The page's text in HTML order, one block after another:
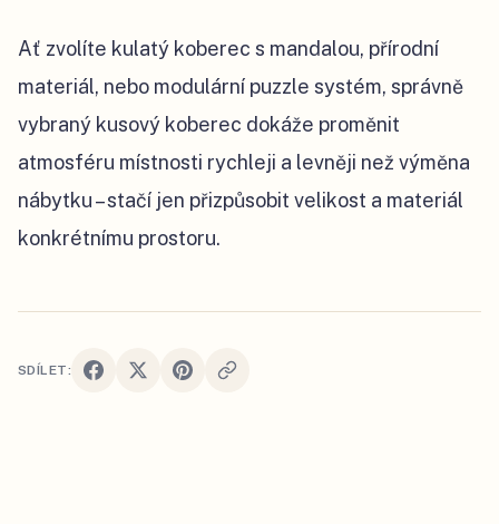
Ať zvolíte kulatý koberec s mandalou, přírodní
materiál, nebo modulární puzzle systém, správně
vybraný kusový koberec dokáže proměnit
atmosféru místnosti rychleji a levněji než výměna
nábytku – stačí jen přizpůsobit velikost a materiál
konkrétnímu prostoru.
SDÍLET: